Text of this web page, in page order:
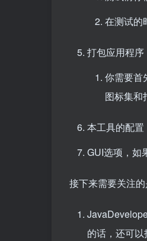
在测试的
打包应用程序
你需要首
图标集和
本工具的配
GUI选项，如
接下来需要关注
的话，还可